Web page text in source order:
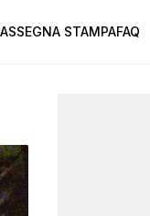
STAMPAFAQ